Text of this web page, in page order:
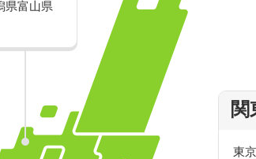
関
東
県富山県
イトのおすすめ求人特集